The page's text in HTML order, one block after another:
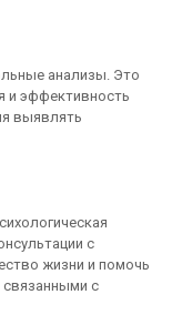
анализы. Это
и эффективность
выявлять
с
жизни и помочь
связанными с